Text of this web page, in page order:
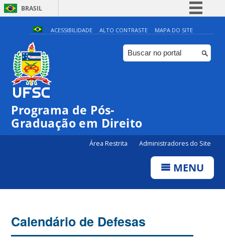
BRASIL
Simplifique!
Comunica BR
Participe
ACESSIBILIDADE ALTO CONTRASTE MAPA DO SITE
Programa de Pós-
Graduação em Direito
Área Restrita Administradores do Site
MENU
Calendário de Defesas